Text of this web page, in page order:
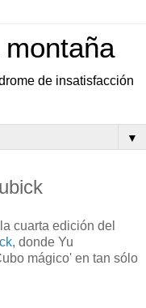
de insatisfacción
▼
cuarta edición del
, donde Yu
mágico' en tan sólo